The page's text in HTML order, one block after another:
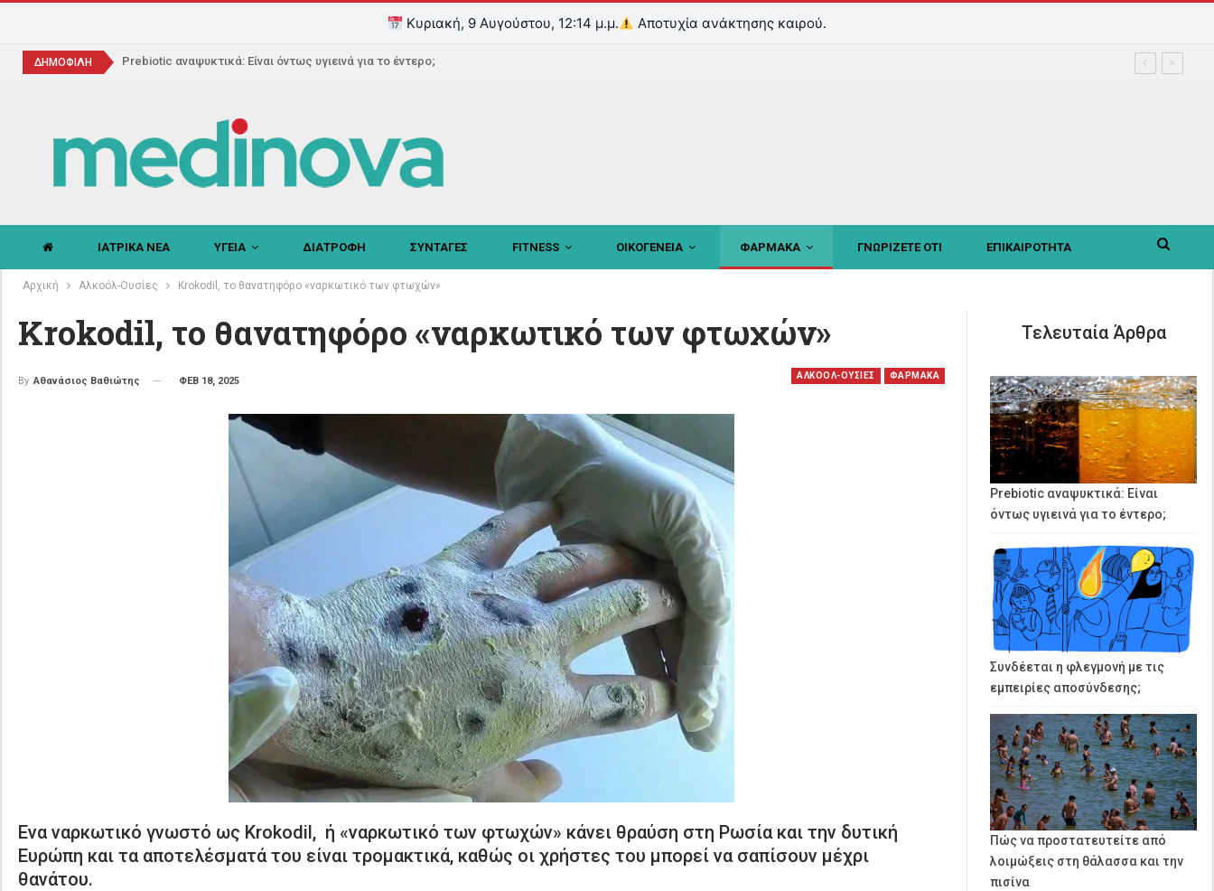
Κυριακή, 9 Αυγούστου, 12:14 μ.μ. Αποτυχία ανάκτησης καιρού.
ΔΗΜΟΦΙΛΗ Prebiotic αναψυκτικά: Είναι όντως υγιεινά για το έντερο;
ΙΑΤΡΙΚΑ ΝΕΑ ΥΓΕΙΑ ΔΙΑΤΡΟΦΗ ΣΥΝΤΑΓΕΣ FITNESS ΟΙΚΟΓΕΝΕΙΑ ΦΑΡΜΑΚΑ ΓΝΩΡΙΖΕΤΕ ΟΤΙ ΕΠΙΚΑΙΡΟΤΗΤΑ
Αρχική Αλκοόλ-Oυσίες Κrokodil, το θανατηφόρο «ναρκωτικό των φτωχών»
Κrokodil, το θανατηφόρο «ναρκωτικό των φτωχών»
ΑΛΚΟΟΛ-OΥΣΙΕΣ ΦΑΡΜΑΚΑ
By Αθανάσιος Βαθιώτης ΦΕΒ 18, 2025
Ενα ναρκωτικό γνωστό ως Krokodil, ή «ναρκωτικό των φτωχών» κάνει θραύση στη Ρωσία και την δυτική
Ευρώπη και τα αποτελέσματά του είναι τρομακτικά, καθώς οι χρήστες του μπορεί να σαπίσουν μέχρι
θανάτου.
Τελευταία Άρθρα
Prebiotic αναψυκτικά: Είναι
όντως υγιεινά για το έντερο;
Συνδέεται η φλεγμονή με τις
εμπειρίες αποσύνδεσης;
Πώς να προστατευτείτε από
λοιμώξεις στη θάλασσα και την
πισίνα